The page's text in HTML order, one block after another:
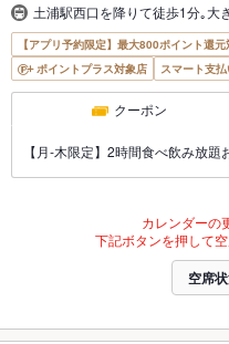
土浦駅西口を降りて徒歩1分｡
【アプリ予約限定】最大800ポイント還
ポイントプラス対象店
スマート支
クーポン
【月‐木限定】2時間食べ飲み放
カレンダーの
下記ボタンを押して
空席